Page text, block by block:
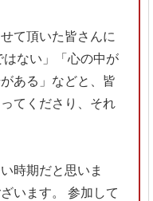
て頂いた皆さんに
はない」「心の中が
ある」などと、皆
てくださり、それ
時期だと思いま
います。
参加して